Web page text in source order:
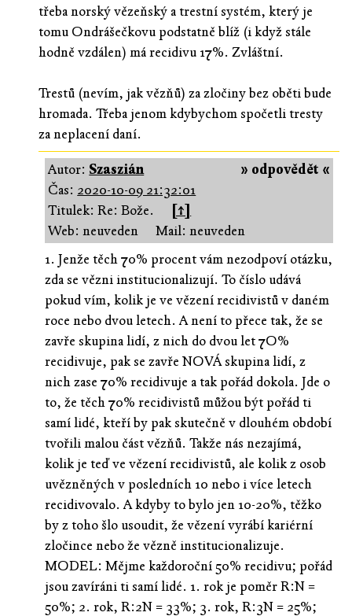
třeba norský vězeňský a trestní systém, který je
tomu Ondrášečkovu podstatně blíž (i když stále
hodně vzdálen) má recidivu 17%. Zvláštní.
Trestů (nevím, jak vězňů) za zločiny bez oběti bude
hromada. Třeba jenom kdybychom spočetli tresty
za neplacení daní.
» odpovědět «
Autor: Szaszián
Čas: 2020-10-09 21:32:01
Titulek: Re: Bože.
[↑]
Web: neuveden
Mail: neuveden
1. Jenže těch 70% procent vám nezodpoví otázku,
zda se vězni institucionalizují. To číslo udává
pokud vím, kolik je ve vězení recidivistů v daném
roce nebo dvou letech. A není to přece tak, že se
zavře skupina lidí, z nich do dvou let 7O%
recidivuje, pak se zavře NOVÁ skupina lidí, z
nich zase 70% recidivuje a tak pořád dokola. Jde o
to, že těch 70% recidivistů můžou být pořád ti
samí lidé, kteří by pak skutečně v dlouhém období
tvořili malou část vězňů. Takže nás nezajímá,
kolik je teď ve vězení recidivistů, ale kolik z osob
uvězněných v posledních 10 nebo i více letech
recidivovalo. A kdyby to bylo jen 10-20%, těžko
by z toho šlo usoudit, že vězení vyrábí kariérní
zločince nebo že vězně institucionalizuje.
MODEL: Mějme každoroční 50% recidivu; pořád
jsou zavíráni ti samí lidé. 1. rok je poměr R:N =
50%; 2. rok, R:2N = 33%; 3. rok, R:3N = 25%;